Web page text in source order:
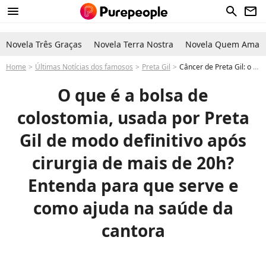
menu search newsletter
Novela Três Graças Novela Terra Nostra Novela Quem Ama
Home Últimas Notícias dos famosos Preta Gil Câncer de Preta Gil: o que é a bolsa de colostomia, como ajuda na saúde e para que serve? Cantora revelou uso de forma definitiva
O que é a bolsa de
colostomia, usada por Preta
Gil de modo definitivo após
cirurgia de mais de 20h?
Entenda para que serve e
como ajuda na saúde da
cantora